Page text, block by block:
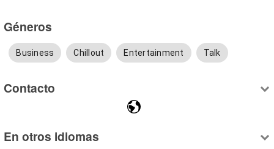
Géneros
Business Chillout Entertainment Talk
Contacto
En otros idiomas